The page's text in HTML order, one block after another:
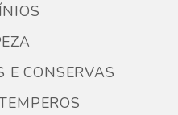
E CONSERVAS